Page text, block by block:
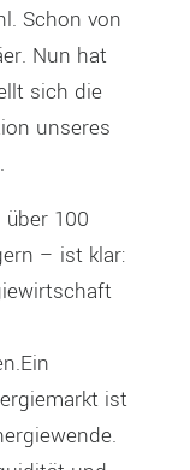
Schon von
Nun hat
sich die
unseres
100
– ist klar:
ist